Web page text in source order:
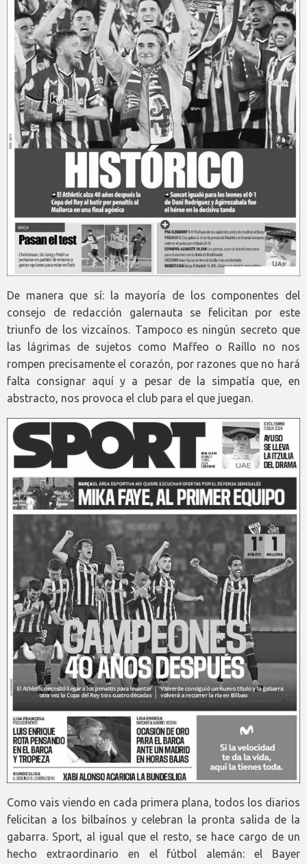
De manera que sí: la mayoría de los componentes del
consejo de redacción galernauta se felicitan por este
triunfo de los vizcaínos. Tampoco es ningún secreto que
las lágrimas de sujetos como Maffeo o Raíllo no nos
rompen precisamente el corazón, por razones que no hará
falta consignar aquí y a pesar de la simpatía que, en
abstracto, nos provoca el club para el que juegan.
Como vais viendo en cada primera plana, todos los diarios
felicitan a los bilbaínos y celebran la pronta salida de la
gabarra. Sport, al igual que el resto, se hace cargo de un
hecho extraordinario en el fútbol alemán: el Bayer